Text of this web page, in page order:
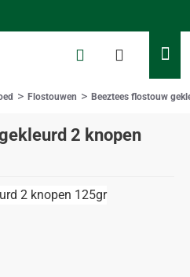
2 knopen
Flostouwen Beeztees flostouw